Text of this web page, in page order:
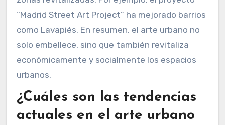
“Madrid Street Art Project” ha mejorado barrios
como Lavapiés. En resumen, el arte urbano no
solo embellece, sino que también revitaliza
económicamente y socialmente los espacios
urbanos.
¿Cuáles son las tendencias
actuales en el arte urbano